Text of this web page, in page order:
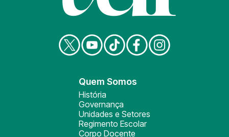
Quem Somos
História
Governança
Unidades e Setores
Regimento Escolar
Corpo Docente